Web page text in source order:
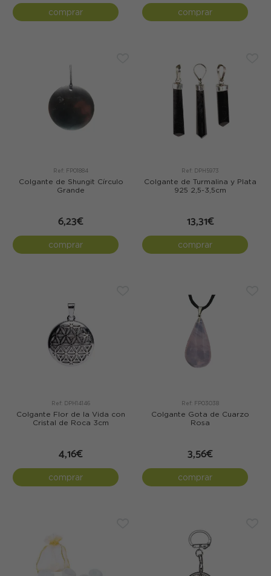
comprar comprar
Ref: FP01884
Colgante de Shungit Círculo
Grande
6,23€
comprar
Ref: DPH5973
Colgante de Turmalina y Plata
925 2,5-3,5cm
13,31€
comprar
Ref: DPH14146
Colgante Flor de la Vida con
Cristal de Roca 3cm
4,16€
comprar
Ref: FP03038
Colgante Gota de Cuarzo
Rosa
3,56€
comprar